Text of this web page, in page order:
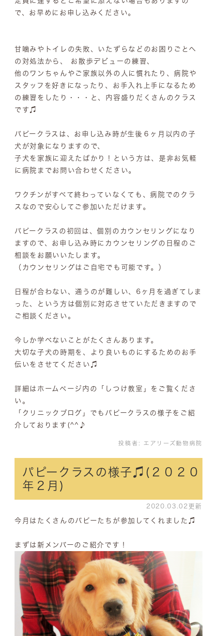
で、お早めにお申し込みください。
甘噛みやトイレの失敗、いたずらなどのお困りごとへ
の対処法から、 お散歩デビューの練習、
他のワンちゃんやご家族以外の人に慣れたり、病院や
スタッフを好きになったり、お手入れ上手になるため
の練習をしたり・・・と、内容盛りだくさんのクラス
です♫
パピークラスは、お申し込み時が生後６ヶ月以内の子
犬が対象になりますので、
子犬を家族に迎えたばかり！という方は、是非お気軽
に病院までお問い合わせください。
ワクチンがすべて終わっていなくても、病院でのクラ
スなので安心してご参加いただけます。
パピークラスの初回は、個別のカウンセリングになり
ますので、お申し込み時にカウンセリングの日程のご
相談をお願いいたします。
（カウンセリングはご自宅でも可能です。）
日程が合わない、通うのが難しい、6ヶ月を過ぎてしま
った、という方は個別に対応させていただきますので
ご相談ください。
今しか学べないことがたくさんあります。
大切な子犬の時期を、より良いものにするためのお手
伝いをさせてください♫
詳細はホームページ内の「しつけ教室」をご覧くださ
い。
「クリニックブログ」でもパピークラスの様子をご紹
介しております(^^♪
投稿者: エアリーズ動物病院
パピークラスの様子♫(２０２０
年２月)
2020.03.02更新
今月はたくさんのパピーたちが参加してくれました♫
まずは新メンバーのご紹介です！